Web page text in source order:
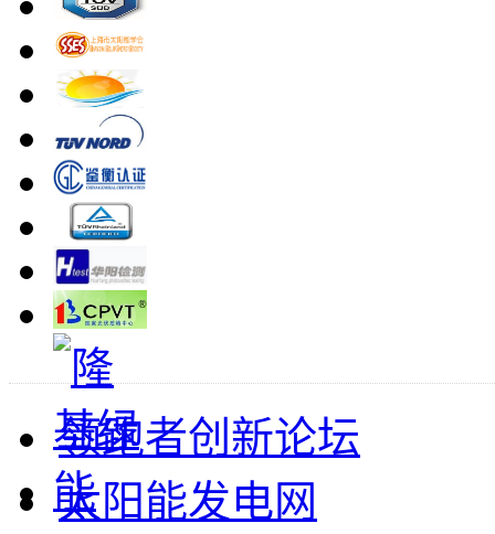
领跑者创新论坛
太阳能发电网